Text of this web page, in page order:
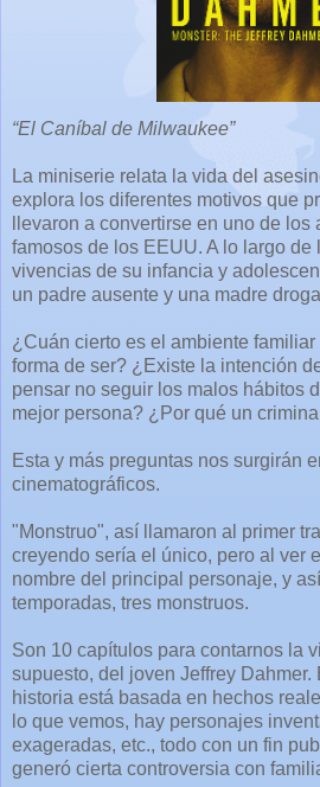
“El Caníbal de Milwaukee”
La miniserie relata la vida del
explora los diferentes motivos que
llevaron a convertirse en uno de
famosos de los EEUU. A lo largo de
vivencias de su infancia y
un padre ausente y una madre
¿Cuán cierto es el ambiente
forma de ser? ¿Existe la intención
pensar no seguir los malos hábitos
mejor persona? ¿Por qué un
Esta y más preguntas nos surgirán
cinematográficos.
"Monstruo", así llamaron al primer
creyendo sería el único, pero al ver
nombre del principal personaje, y
temporadas, tres monstruos.
Son 10 capítulos para contarnos la
supuesto, del joven Jeffrey Dahmer.
historia está basada en hechos
lo que vemos, hay personajes
exageradas, etc., todo con un fin
generó cierta controversia con